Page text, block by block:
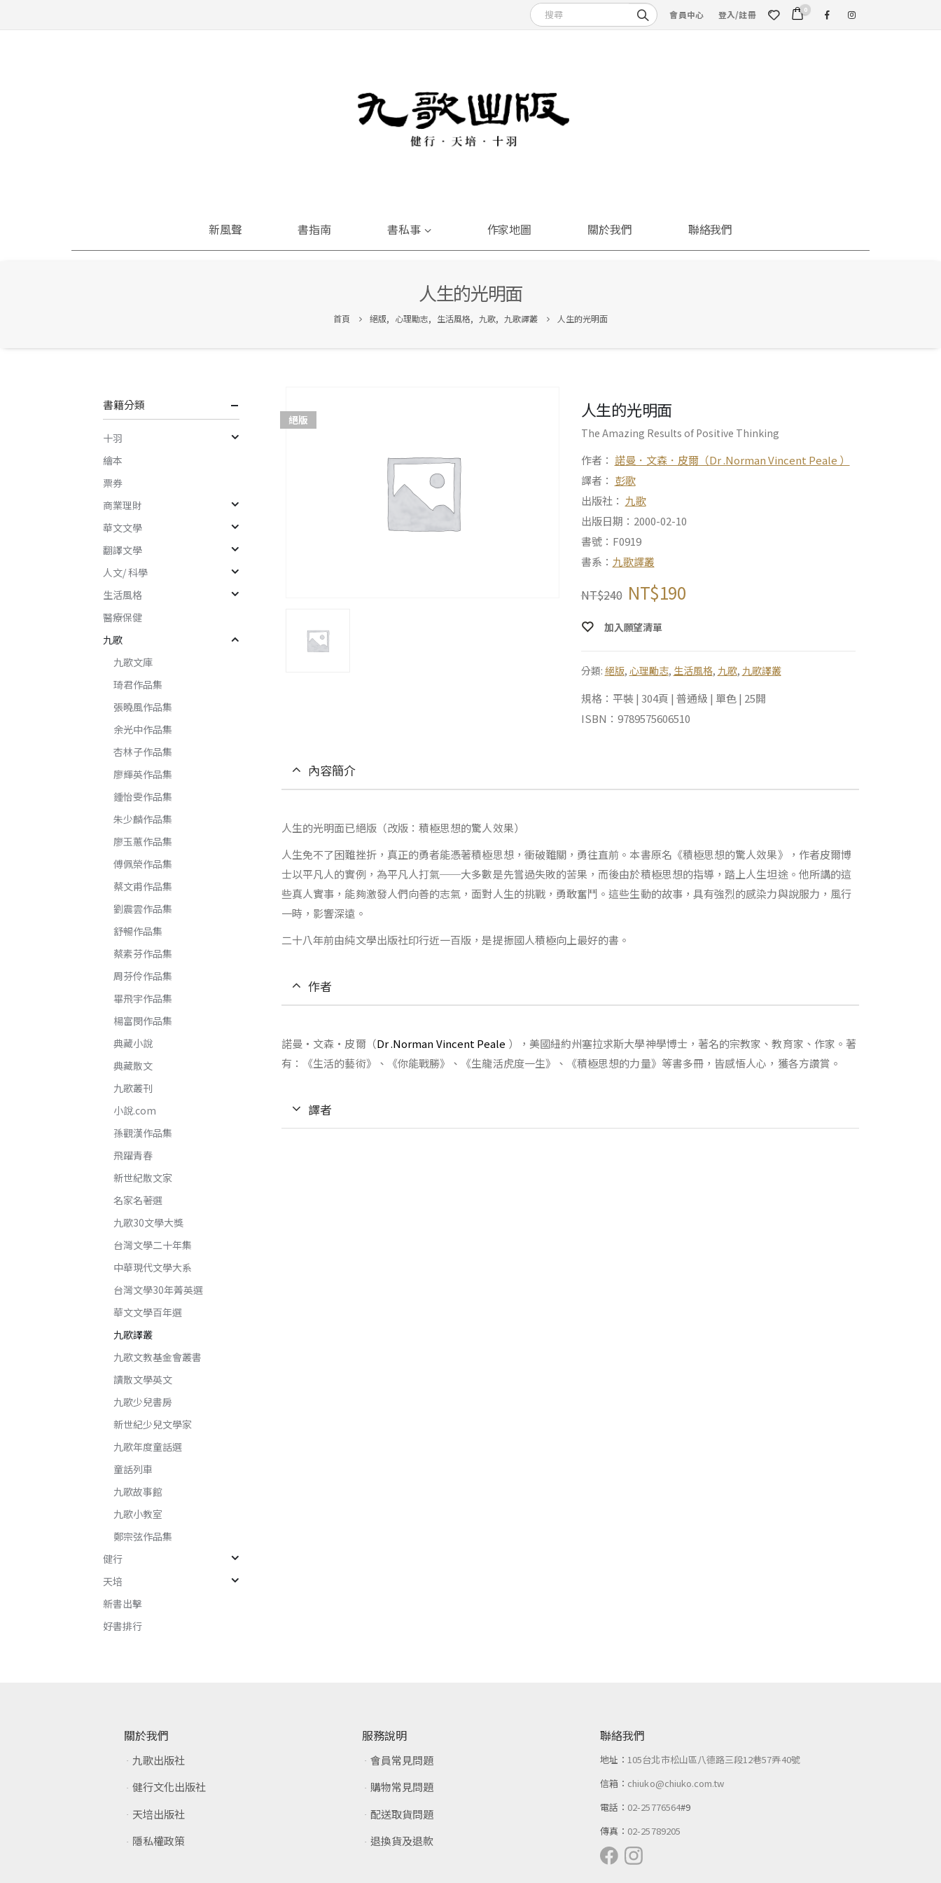
會員中心 登入/註冊 0
新風聲 書指南 書私事 作家地圖 關於我們 聯絡我們
人生的光明面
首頁 絕版, 心理勵志, 生活風格, 九歌, 九歌譯叢 人生的光明面
絕版 人生的光明面
The Amazing Results of Positive Thinking
作者： 諾曼．文森．皮爾（Dr .Norman Vincent Peale ）
譯者： 彭歌
出版社： 九歌
出版日期：2000-02-10
書號：F0919
書系： 九歌譯叢
NT$240 NT$190
加入願望清單
分類: 絕版, 心理勵志, 生活風格, 九歌, 九歌譯叢
規格：平裝 | 304頁 | 普通級 | 單色 | 25開
ISBN：9789575606510
內容簡介
人生的光明面已絕版（改版：積極思想的驚人效果）
人生免不了困難挫折，真正的勇者能憑著積極思想，衝破難關，勇往直前。本書原名《積極思想的驚人效果》，作者皮爾博
士以平凡人的實例，為平凡人打氣──大多數是先嘗過失敗的苦果，而後由於積極思想的指導，踏上人生坦途。他所講的這
些真人實事，能夠激發人們向善的志氣，面對人生的挑戰，勇敢奮鬥。這些生動的故事，具有強烈的感染力與說服力，風行
一時，影響深遠。
二十八年前由純文學出版社印行近一百版，是提振國人積極向上最好的書。
作者
諾曼‧文森‧皮爾（Dr .Norman Vincent Peale ），美國紐約州塞拉求斯大學神學博士，著名的宗教家、教育家、作家。著
有：《生活的藝術》、《你能戰勝》、《生龍活虎度一生》、《積極思想的力量》等書多冊，皆感悟人心，獲各方讚賞。
譯者
書籍分類
十羽
繪本
票券
商業理財
華文文學
翻譯文學
人文/ 科學
生活風格
醫療保健
九歌
九歌文庫
琦君作品集
張曉風作品集
余光中作品集
杏林子作品集
廖輝英作品集
鍾怡雯作品集
朱少麟作品集
廖玉蕙作品集
傅佩榮作品集
蔡文甫作品集
劉震雲作品集
舒暢作品集
蔡素芬作品集
周芬伶作品集
畢飛宇作品集
楊富閔作品集
典藏小說
典藏散文
九歌叢刊
小說.com
孫觀漢作品集
飛躍青春
新世紀散文家
名家名著選
九歌30文學大獎
台灣文學二十年集
中華現代文學大系
台灣文學30年菁英選
華文文學百年選
九歌譯叢
九歌文教基金會叢書
讀散文學英文
九歌少兒書房
新世紀少兒文學家
九歌年度童話選
童話列車
九歌故事館
九歌小教室
鄭宗弦作品集
健行
天培
新書出擊
好書排行
關於我們
九歌出版社
健行文化出版社
天培出版社
隱私權政策
服務說明
會員常見問題
購物常見問題
配送取貨問題
退換貨及退款
聯絡我們
地址： 105台北市松山區八德路三段12巷57弄40號
信箱： chiuko@chiuko.com.tw
電話： 02-25776564#9
傳真： 02-25789205